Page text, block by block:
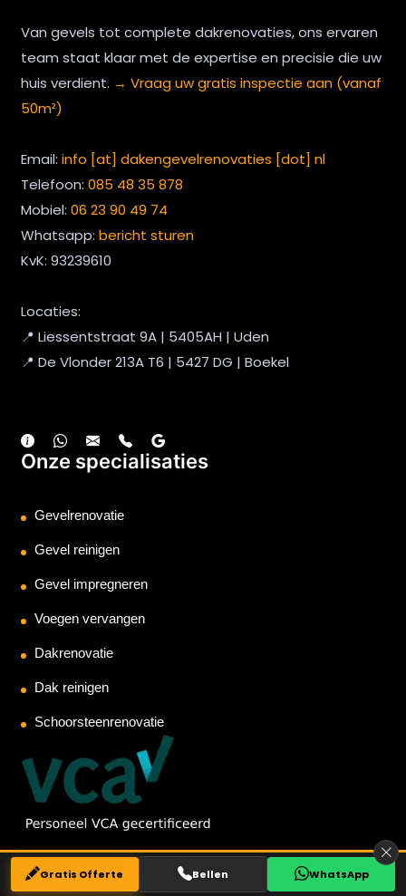
Van gevels tot complete dakrenovaties, ons ervaren
team staat klaar met de expertise en precisie die uw
huis verdient. → Vraag uw gratis inspectie aan (vanaf
50m²)
Email: info [at] dakengevelrenovaties [dot] nl
Telefoon: 085 48 35 878
Mobiel: 06 23 90 49 74
Whatsapp: bericht sturen
KvK: 93239610
Locaties:
📍 Liessentstraat 9A | 5405AH | Uden
📍 De Vlonder 213A T6 | 5427 DG | Boekel
Onze specialisaties
Gevelrenovatie
Gevel reinigen
Gevel impregneren
Voegen vervangen
Dakrenovatie
Dak reinigen
Schoorsteenrenovatie
Gratis Offerte Bellen WhatsApp